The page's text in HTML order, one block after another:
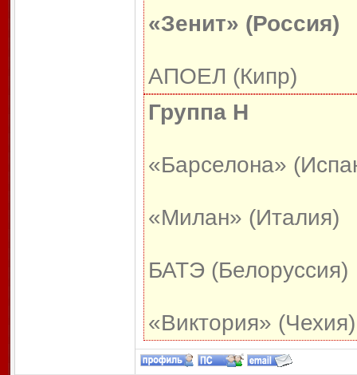
«Зенит» (Россия)
АПОЕЛ (Кипр)
Группа H
«Барселона»
«Милан» (Италия)
БАТЭ (Белоруссия)
«Виктория» (Чехия)